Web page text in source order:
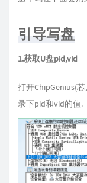
引导写盘
1.获取U盘pid,vid
打开ChipGenius(
录下pid和vid的值.